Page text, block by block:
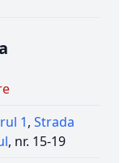
1, Strada
, nr. 15-19